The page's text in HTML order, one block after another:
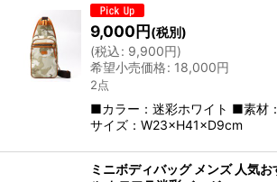
9,000円(税別)
(税込: 9,900円)
希望小売価格: 18,000円
2点
■カラー：迷彩ホワイト ■素材
サイズ：W23×H41×D9cm
ミニボディバッグ メンズ 人気